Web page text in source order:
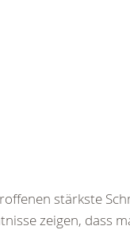
stärkste
zeigen, dass